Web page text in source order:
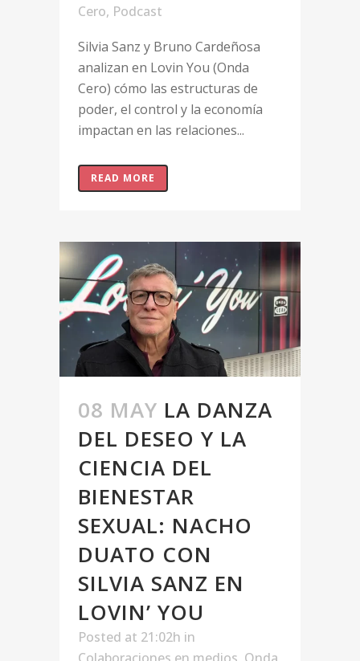
Cero, Podcast
Silvia Sanz y Bruno Cardeñosa
analizan en Lovin You (Onda
Cero) cómo las estructuras de
poder, el control y la economía
impactan en las relaciones...
READ MORE
08 MAY LA DANZA
DEL DESEO Y LA
CIENCIA DEL
BIENESTAR
SEXUAL: NACHO
DUATO CON
SILVIA SANZ EN
LOVIN’ YOU
Posted at 21:02h in